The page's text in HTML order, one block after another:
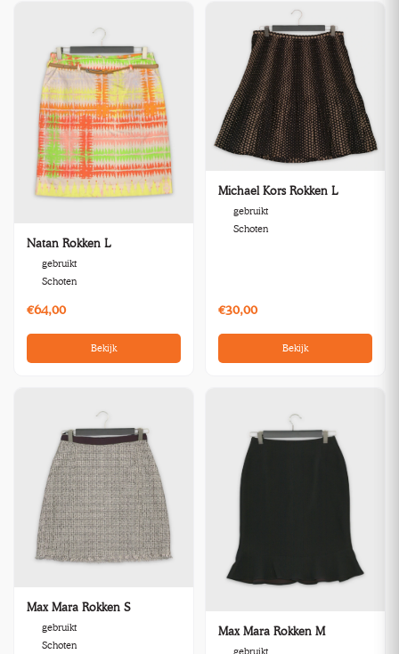
Natan Rokken L
gebruikt
Schoten
€64,00
Bekijk
Michael Kors Rokken L
gebruikt
Schoten
€30,00
Bekijk
Max Mara Rokken S
gebruikt
Schoten
Max Mara Rokken M